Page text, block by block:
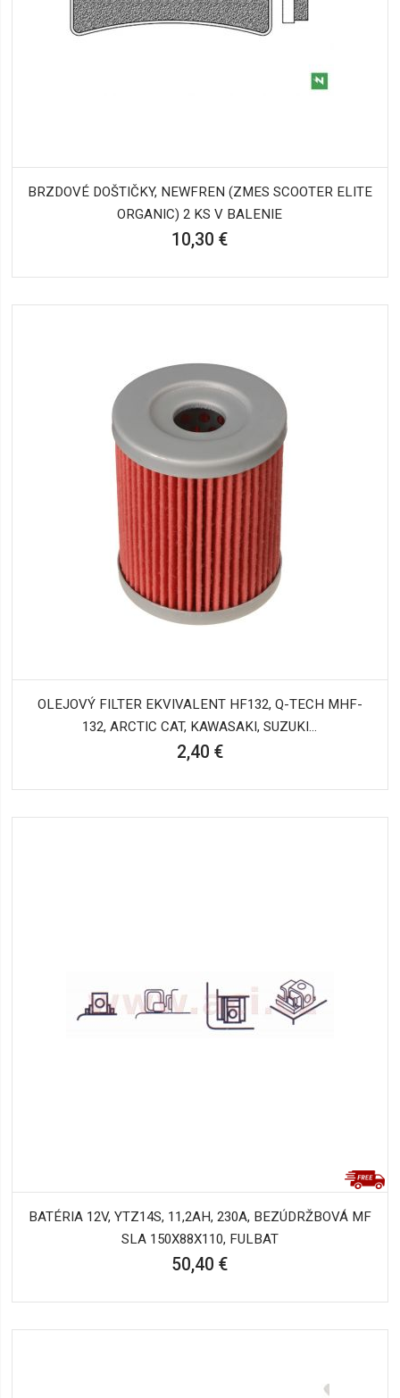
BRZDOVÉ DOŠTIČKY, NEWFREN (ZMES SCOOTER ELITE
ORGANIC) 2 KS V BALENIE
10,30 €
OLEJOVÝ FILTER EKVIVALENT HF132, Q-TECH MHF-
132, ARCTIC CAT, KAWASAKI, SUZUKI...
2,40 €
BATÉRIA 12V, YTZ14S, 11,2AH, 230A, BEZÚDRŽBOVÁ MF
SLA 150X88X110, FULBAT
50,40 €